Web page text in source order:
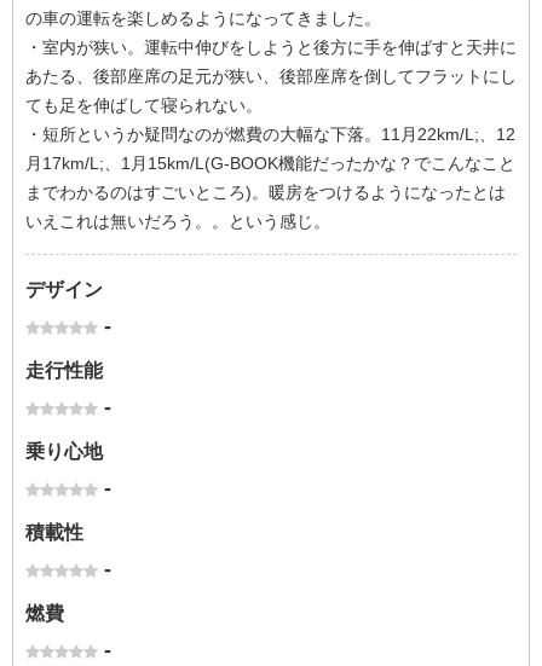
の車の運転を楽しめるようになってきました。
・室内が狭い。運転中伸びをしようと後方に手を伸ばすと天井に
あたる、後部座席の足元が狭い、後部座席を倒してフラットにし
ても足を伸ばして寝られない。
・短所というか疑問なのが燃費の大幅な下落。11月22km/L;、12
月17km/L;、1月15km/L(G-BOOK機能だったかな？でこんなこと
までわかるのはすごいところ)。暖房をつけるようになったとは
いえこれは無いだろう。。という感じ。
デザイン
-
走行性能
-
乗り心地
-
積載性
-
燃費
-